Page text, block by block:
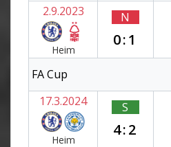
2.9.2023
Heim
N
0:1
FA Cup
17.3.2024
Heim
S
4:2